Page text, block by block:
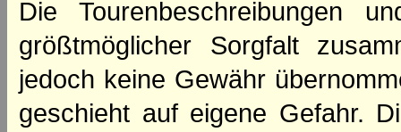
Die Tourenbeschreibungen
größtmöglicher Sorgfalt
jedoch keine Gewähr
geschieht auf eigene Gefahr.